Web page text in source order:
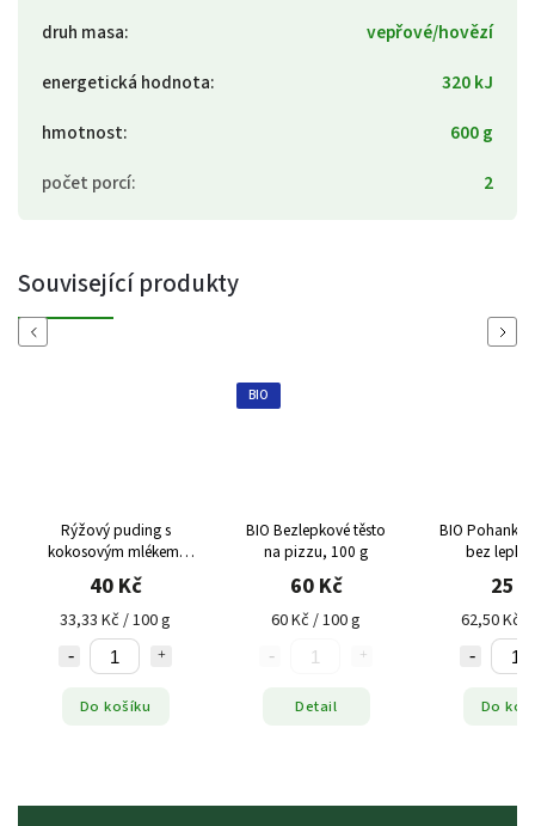
druh masa:
vepřové/hovězí
energetická hodnota:
320 kJ
hmotnost:
600 g
počet porcí: 2
Související produkty
Previous
Rýžový puding s
kokosovým mlékem,
120 g
40 Kč
33,33 Kč / 100 g
Do košíku
BIO
BIO Bezlepkové těsto
na pizzu, 100 g
60 Kč
60 Kč / 100 g
Detail
BIO
bez
25
62,50 Kč /
Do
Next